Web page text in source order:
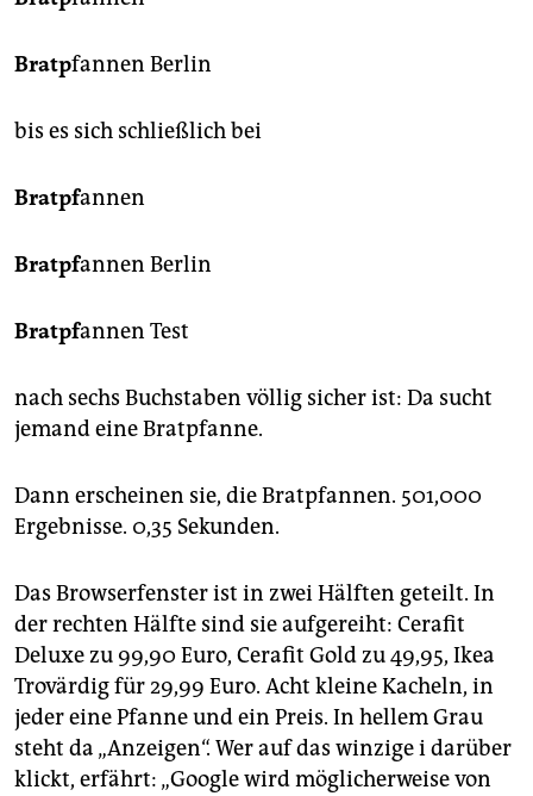
Bratpfannen Berlin
bis es sich schließlich bei
Bratpfannen
Bratpfannen Berlin
Bratpfannen Test
nach sechs Buchstaben völlig sicher ist: Da sucht
jemand eine Bratpfanne.
Dann erscheinen sie, die Bratpfannen. 501,000
Ergebnisse. 0,35 Sekunden.
Das Browserfenster ist in zwei Hälften geteilt. In
der rechten Hälfte sind sie aufgereiht: Cerafit
Deluxe zu 99,90 Euro, Cerafit Gold zu 49,95, Ikea
Trovärdig für 29,99 Euro. Acht kleine Kacheln, in
jeder eine Pfanne und ein Preis. In hellem Grau
steht da „Anzeigen“. Wer auf das winzige i darüber
klickt, erfährt: „Google wird möglicherweise von